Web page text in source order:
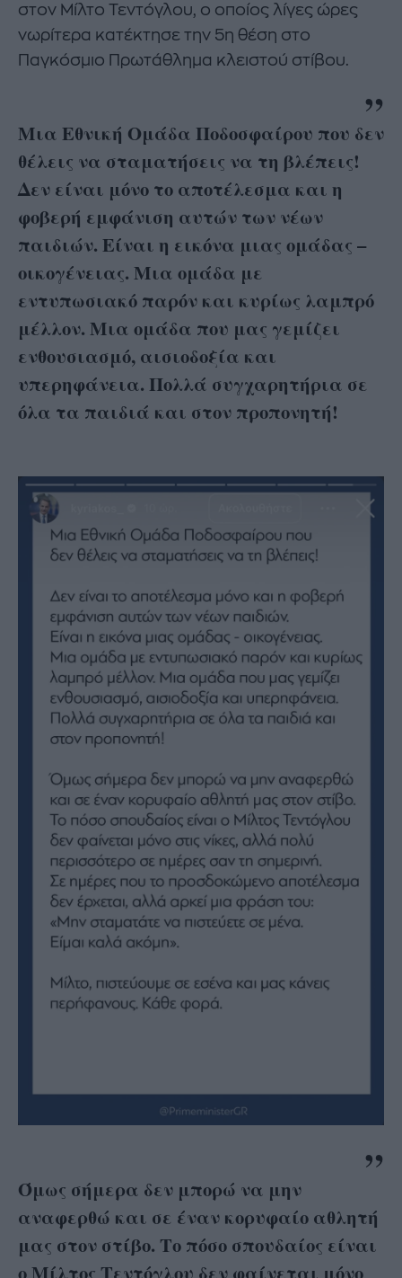
στον Μίλτο Τεντόγλου, ο οποίος λίγες ώρες
νωρίτερα κατέκτησε την 5η θέση στο
Παγκόσμιο Πρωτάθλημα κλειστού στίβου.
Μια Εθνική Ομάδα Ποδοσφαίρου που δεν
θέλεις να σταματήσεις να τη βλέπεις!
Δεν είναι μόνο το αποτέλεσμα και η
φοβερή εμφάνιση αυτών των νέων
παιδιών. Είναι η εικόνα μιας ομάδας –
οικογένειας. Μια ομάδα με
εντυπωσιακό παρόν και κυρίως λαμπρό
μέλλον. Μια ομάδα που μας γεμίζει
ενθουσιασμό, αισιοδοξία και
υπερηφάνεια. Πολλά συγχαρητήρια σε
όλα τα παιδιά και στον προπονητή!
Όμως σήμερα δεν μπορώ να μην
αναφερθώ και σε έναν κορυφαίο αθλητή
μας στον στίβο. Το πόσο σπουδαίος είναι
ο Μίλτος Τεντόγλου δεν φαίνεται μόνο